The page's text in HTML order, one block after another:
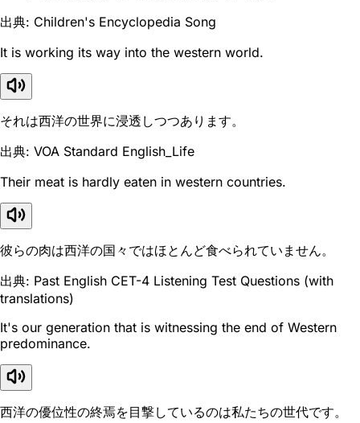
出典: Children's Encyclopedia Song
It is working its way into the western world.
それは西洋の世界に浸透しつつあります。
出典: VOA Standard English_Life
Their meat is hardly eaten in western countries.
彼らの肉は西洋の国々ではほとんど食べられていません。
出典: Past English CET-4 Listening Test Questions (with
translations)
It's our generation that is witnessing the end of Western
predominance.
西洋の優位性の終焉を目撃しているのは私たちの世代です。